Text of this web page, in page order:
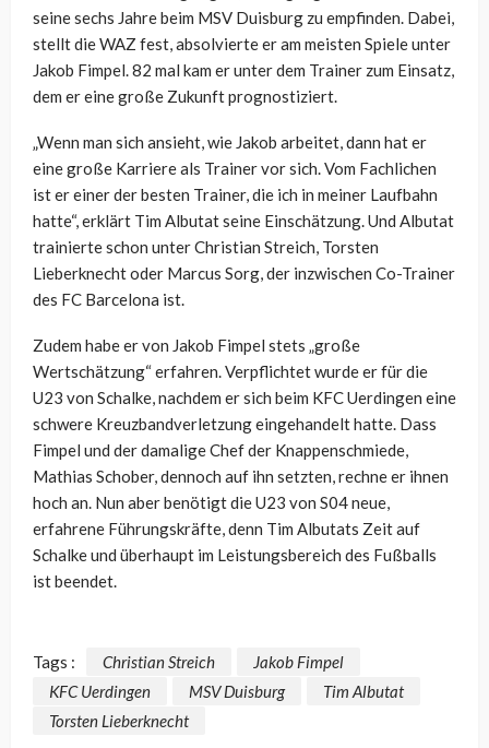
seine sechs Jahre beim MSV Duisburg zu empfinden. Dabei,
stellt die WAZ fest, absolvierte er am meisten Spiele unter
Jakob Fimpel. 82 mal kam er unter dem Trainer zum Einsatz,
dem er eine große Zukunft prognostiziert.
„Wenn man sich ansieht, wie Jakob arbeitet, dann hat er
eine große Karriere als Trainer vor sich. Vom Fachlichen
ist er einer der besten Trainer, die ich in meiner Laufbahn
hatte“, erklärt Tim Albutat seine Einschätzung. Und Albutat
trainierte schon unter Christian Streich, Torsten
Lieberknecht oder Marcus Sorg, der inzwischen Co-Trainer
des FC Barcelona ist.
Zudem habe er von Jakob Fimpel stets „große
Wertschätzung“ erfahren. Verpflichtet wurde er für die
U23 von Schalke, nachdem er sich beim KFC Uerdingen eine
schwere Kreuzbandverletzung eingehandelt hatte. Dass
Fimpel und der damalige Chef der Knappenschmiede,
Mathias Schober, dennoch auf ihn setzten, rechne er ihnen
hoch an. Nun aber benötigt die U23 von S04 neue,
erfahrene Führungskräfte, denn Tim Albutats Zeit auf
Schalke und überhaupt im Leistungsbereich des Fußballs
ist beendet.
Tags : Christian Streich
Jakob Fimpel
KFC Uerdingen
MSV Duisburg
Tim Albutat
Torsten Lieberknecht